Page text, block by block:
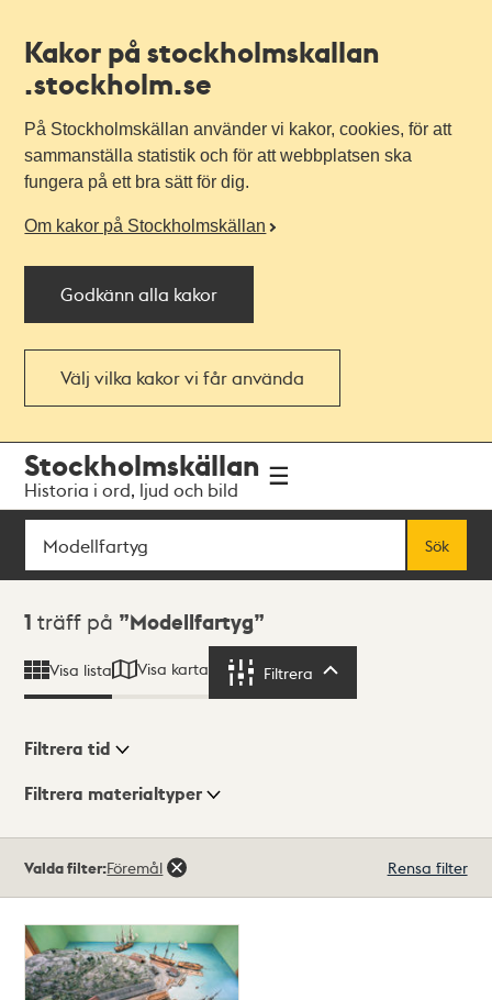
Kakor på stockholmskallan
.stockholm.se
På Stockholmskällan använder vi kakor, cookies, för att
sammanställa statistik och för att webbplatsen ska
fungera på ett bra sätt för dig.
Om kakor på Stockholmskällan
Godkänn alla kakor
Välj vilka kakor vi får använda
navigationen
huvudinnehållet
Stockholmskällan
Historia i ord, ljud och bild
Sök
Sök
Sökresultat
1 träff på Modellfartyg
Visa lista Visa karta Filtrera
Visningsläge
Filtrera tid
Filtrera materialtyper
träffar
Valda filter:Föremål Rensa filter